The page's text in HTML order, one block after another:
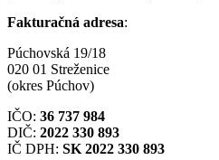
Fakturačná adresa:
Púchovská 19/18
020 01 Streženice
(okres Púchov)
IČO: 36 737 984
DIČ: 2022 330 893
IČ DPH: SK 2022 330 893